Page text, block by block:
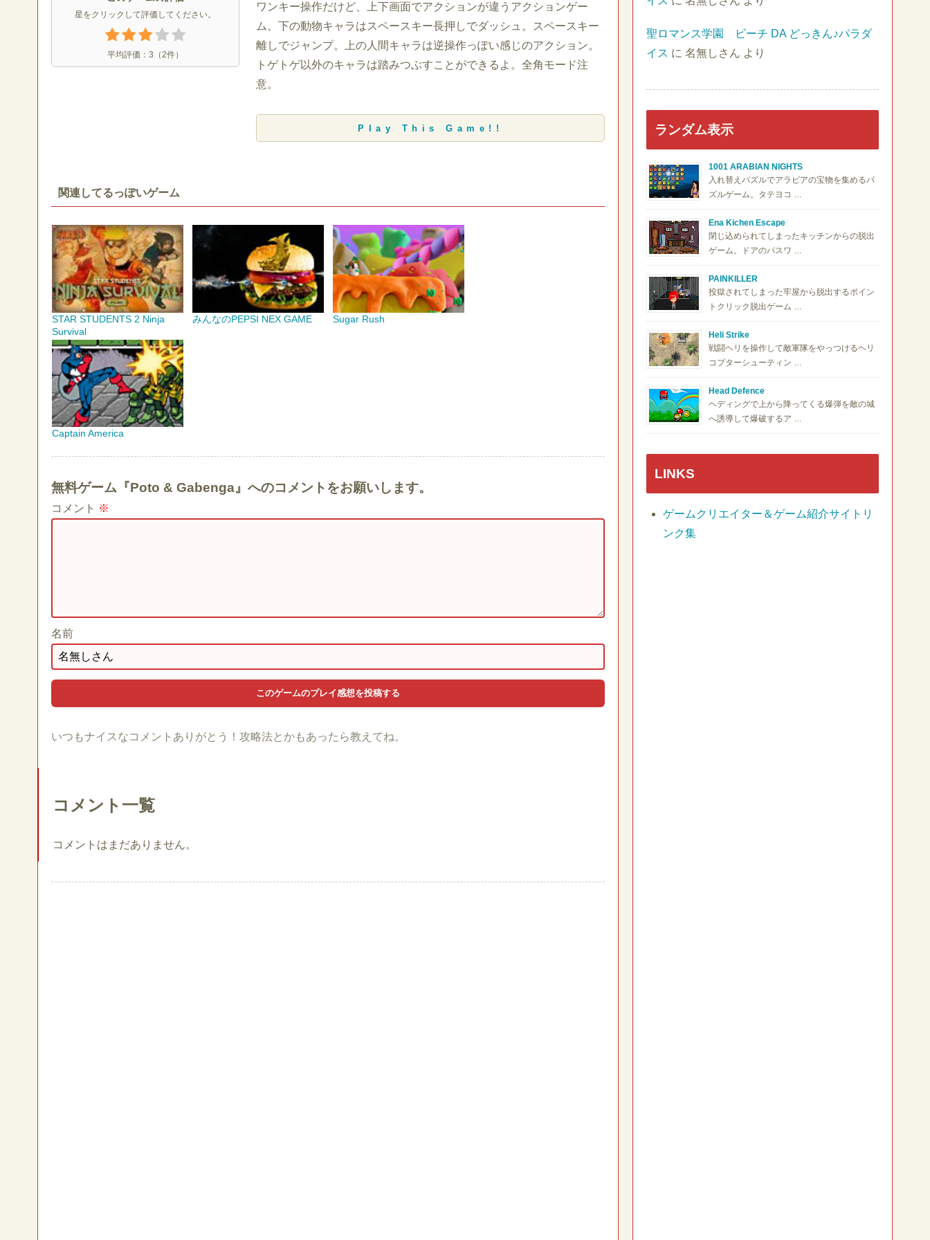
星をクリックして評価してください。
平均評価： 3 （2件）
ワンキー操作だけど、上下画面でアクションが違うアクションゲー
ム。下の動物キャラはスペースキー長押しでダッシュ。スペースキー
離しでジャンプ。上の人間キャラは逆操作っぽい感じのアクション。
トゲトゲ以外のキャラは踏みつぶすことができるよ。全角モード注
意。
Play This Game!!
関連してるっぽいゲーム
STAR STUDENTS 2 Ninja
Survival
みんなのPEPSI NEX GAME Sugar Rush
Captain America
無料ゲーム『Poto & Gabenga』へのコメントをお願いします。
コメント ※
名前
いつもナイスなコメントありがとう！攻略法とかもあったら教えてね。
コメント一覧
コメントはまだありません。
聖ロマンス学園 ビーチ DA どっきん♪パラダ
イス に 名無しさん より
ランダム表示
1001 ARABIAN NIGHTS
入れ替えパズルでアラビアの宝物を集めるパ
ズルゲーム。タテヨコ …
Ena Kichen Escape
閉じ込められてしまったキッチンからの脱出
ゲーム。ドアのパスワ …
PAINKILLER
投獄されてしまった牢屋から脱出するポイン
トクリック脱出ゲーム …
Heli Strike
戦闘ヘリを操作して敵軍隊をやっつけるヘリ
コプターシューティン …
Head Defence
ヘディングで上から降ってくる爆弾を敵の城
へ誘導して爆破するア …
LINKS
ゲームクリエイター＆ゲーム紹介サイトリ
ンク集